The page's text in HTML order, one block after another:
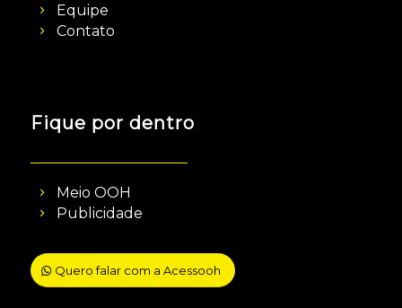
Equipe
Contato
Fique por dentro
Meio OOH
Publicidade
Quero falar com a Acessooh